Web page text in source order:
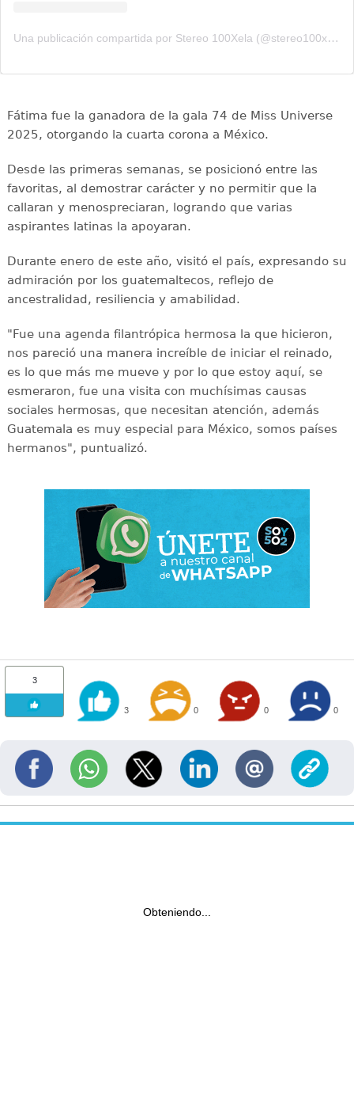
Una publicación compartida por Stereo 100Xela (@stereo100xela)
Fátima fue la ganadora de la gala 74 de Miss Universe
2025, otorgando la cuarta corona a México.
Desde las primeras semanas, se posicionó entre las
favoritas, al demostrar carácter y no permitir que la
callaran y menospreciaran, logrando que varias
aspirantes latinas la apoyaran.
Durante enero de este año, visitó el país, expresando su
admiración por los guatemaltecos, reflejo de
ancestralidad, resiliencia y amabilidad.
"Fue una agenda filantrópica hermosa la que hicieron,
nos pareció una manera increíble de iniciar el reinado,
es lo que más me mueve y por lo que estoy aquí, se
esmeraron, fue una visita con muchísimas causas
sociales hermosas, que necesitan atención, además
Guatemala es muy especial para México, somos países
hermanos", puntualizó.
3
3 0 0 0
Obteniendo...